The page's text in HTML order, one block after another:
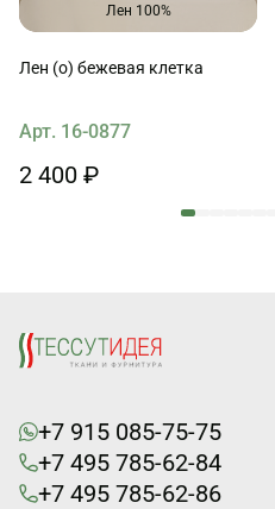
Лен 100%
Лен (о) бежевая клетка
Арт. 16-0877
2 400 ₽
+7 915 085-75-75
+7 495 785-62-84
+7 495 785-62-86